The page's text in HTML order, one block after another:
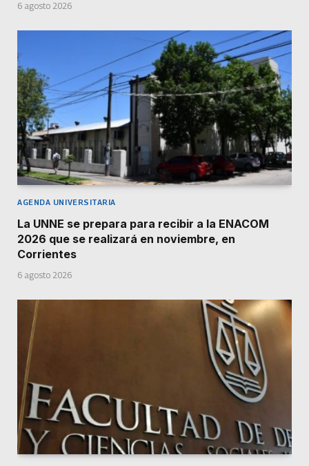
6 agosto 2026
AGENDA UNIVERSITARIA
La UNNE se prepara para recibir a la ENACOM
2026 que se realizará en noviembre, en
Corrientes
6 agosto 2026